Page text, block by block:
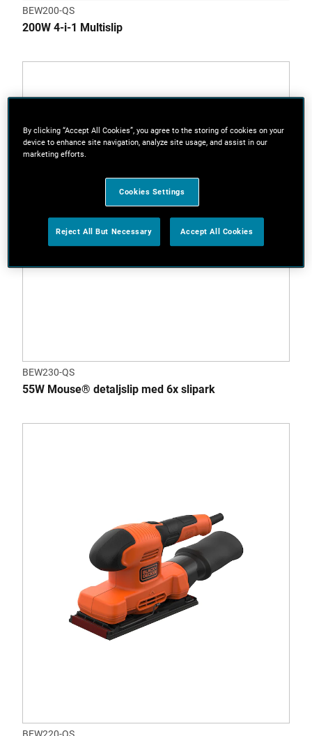
BEW200-QS
200W 4-i-1 Multislip
BEW230-QS
55W Mouse® detaljslip med 6x slipark
By clicking “Accept All Cookies”, you agree to the storing of cookies on your
device to enhance site navigation, analyze site usage, and assist in our
marketing efforts.
Cookies Settings
Reject All But Necessary Accept All Cookies